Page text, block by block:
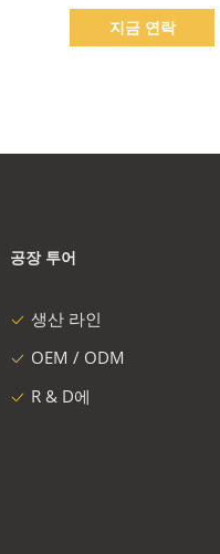
지금 연락
공장 투어
생산 라인
OEM / ODM
R & D에